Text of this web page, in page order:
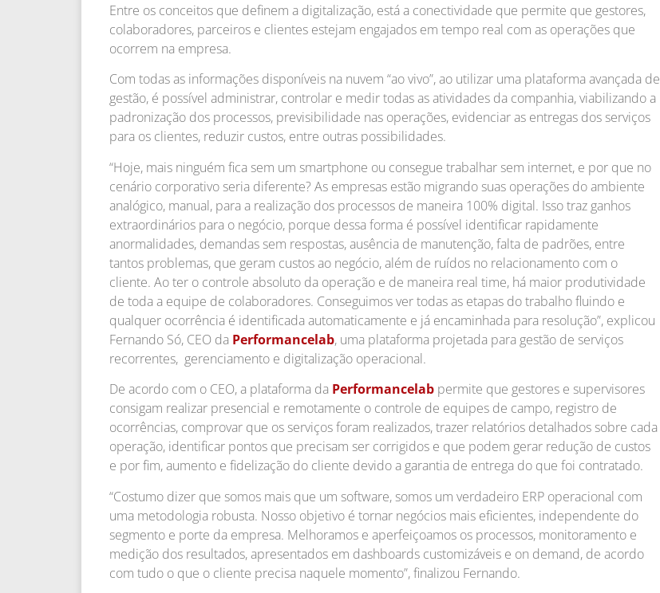
Entre os conceitos que definem a digitalização, está a conectividade que permite que gestores,
colaboradores, parceiros e clientes estejam engajados em tempo real com as operações que
ocorrem na empresa.
Com todas as informações disponíveis na nuvem “ao vivo”, ao utilizar uma plataforma avançada de
gestão, é possível administrar, controlar e medir todas as atividades da companhia, viabilizando a
padronização dos processos, previsibilidade nas operações, evidenciar as entregas dos serviços
para os clientes, reduzir custos, entre outras possibilidades.
“Hoje, mais ninguém fica sem um smartphone ou consegue trabalhar sem internet, e por que no
cenário corporativo seria diferente? As empresas estão migrando suas operações do ambiente
analógico, manual, para a realização dos processos de maneira 100% digital. Isso traz ganhos
extraordinários para o negócio, porque dessa forma é possível identificar rapidamente
anormalidades, demandas sem respostas, ausência de manutenção, falta de padrões, entre
tantos problemas, que geram custos ao negócio, além de ruídos no relacionamento com o
cliente. Ao ter o controle absoluto da operação e de maneira real time, há maior produtividade
de toda a equipe de colaboradores. Conseguimos ver todas as etapas do trabalho fluindo e
qualquer ocorrência é identificada automaticamente e já encaminhada para resolução”, explicou
Fernando Só, CEO da Performancelab, uma plataforma projetada para gestão de serviços
recorrentes, gerenciamento e digitalização operacional.
De acordo com o CEO, a plataforma da Performancelab permite que gestores e supervisores
consigam realizar presencial e remotamente o controle de equipes de campo, registro de
ocorrências, comprovar que os serviços foram realizados, trazer relatórios detalhados sobre cada
operação, identificar pontos que precisam ser corrigidos e que podem gerar redução de custos
e por fim, aumento e fidelização do cliente devido a garantia de entrega do que foi contratado.
“Costumo dizer que somos mais que um software, somos um verdadeiro ERP operacional com
uma metodologia robusta. Nosso objetivo é tornar negócios mais eficientes, independente do
segmento e porte da empresa. Melhoramos e aperfeiçoamos os processos, monitoramento e
medição dos resultados, apresentados em dashboards customizáveis e on demand, de acordo
com tudo o que o cliente precisa naquele momento”, finalizou Fernando.